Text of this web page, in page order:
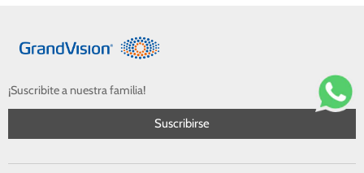
¡Suscribite a nuestra familia!
Suscribirse